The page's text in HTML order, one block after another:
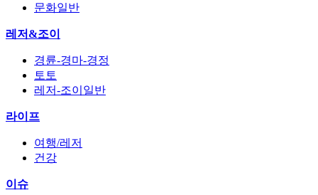
문화일반
레저&조이
경륜-경마-경정
토토
레저-조이일반
라이프
여행/레저
건강
이슈